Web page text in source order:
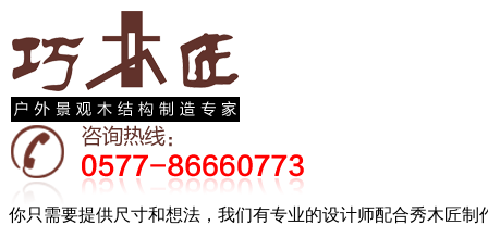
你只需要提供尺寸和想法，我们有专业的设计师配合秀木匠制